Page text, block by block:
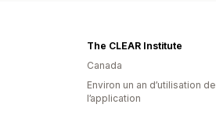
The CLEAR Institute
Canada
Environ un an d’utilisation de
l’application